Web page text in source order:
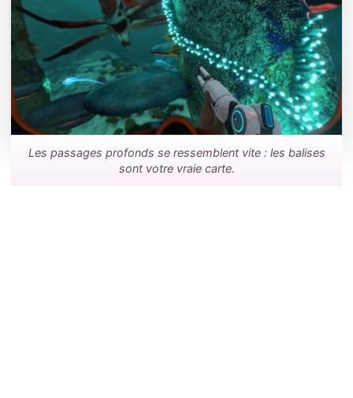
Les passages profonds se ressemblent vite : les balises
sont votre vraie carte.